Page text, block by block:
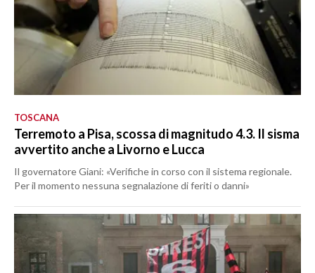
TOSCANA
Terremoto a Pisa, scossa di magnitudo 4.3. Il sisma
avvertito anche a Livorno e Lucca
Il governatore Giani: «Verifiche in corso con il sistema regionale.
Per il momento nessuna segnalazione di feriti o danni»